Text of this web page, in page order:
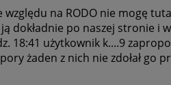
względu na RODO nie mogę
dokładnie po naszej stronie i
18:41 użytkownik k....9
żaden z nich nie zdołał go